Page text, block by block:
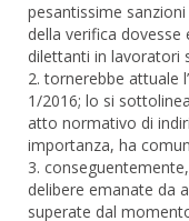
pesantissime
della verifica dovesse
dilettanti in lavoratori
2. tornerebbe attuale
1/2016; lo si
atto normativo di
importanza, ha
3.
delibere emanate da
superate dal